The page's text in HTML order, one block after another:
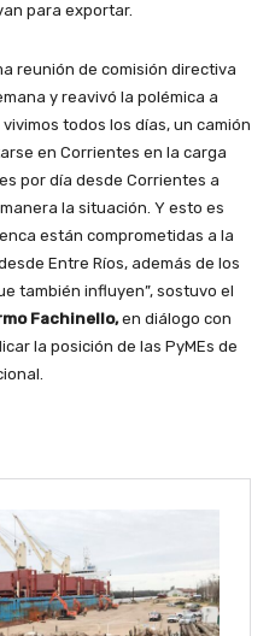
para exportar.
reunión de comisión directiva
y reavivó la polémica a
todos los días, un camión
en Corrientes en la carga
por día desde Corrientes a
la situación. Y esto es
están comprometidas a la
Entre Ríos, además de los
también influyen”, sostuvo el
Fachinello,en diálogo con
la posición de las PyMEs de